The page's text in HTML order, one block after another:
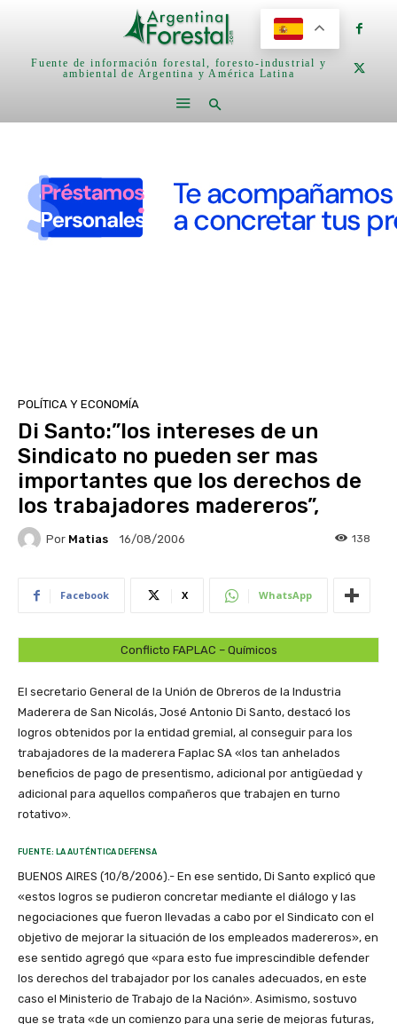
Fuente de información forestal, foresto-industrial y
ambiental de Argentina y América Latina
POLÍTICA Y ECONOMÍA
Di Santo:”los intereses de un
Sindicato no pueden ser mas
importantes que los derechos de
los trabajadores madereros”,
Por Matias 16/08/2006 138
Facebook X WhatsApp
Conflicto FAPLAC – Químicos
El secretario General de la Unión de Obreros de la Industria
Maderera de San Nicolás, José Antonio Di Santo, destacó los
logros obtenidos por la entidad gremial, al conseguir para los
trabajadores de la maderera Faplac SA «los tan anhelados
beneficios de pago de presentismo, adicional por antigüedad y
adicional para aquellos compañeros que trabajen en turno
rotativo».
FUENTE: LA AUTÉNTICA DEFENSA
BUENOS AIRES (10/8/2006).- En ese sentido, Di Santo explicó que
«estos logros se pudieron concretar mediante el diálogo y las
negociaciones que fueron llevadas a cabo por el Sindicato con el
objetivo de mejorar la situación de los empleados madereros», en
ese sentido agregó que «para esto fue imprescindible defender
los derechos del trabajador por los canales adecuados, en este
caso el Ministerio de Trabajo de la Nación». Asimismo, sostuvo
que se trata «de un comienzo para una serie de mejoras futuras,